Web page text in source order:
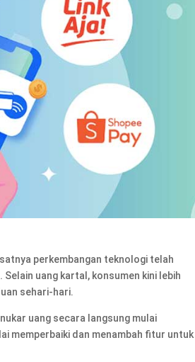
perkembangan teknologi telah
uang kartal, konsumen kini lebih
sehari-hari.
uang secara langsung mulai
memperbaiki dan menambah fitur untuk